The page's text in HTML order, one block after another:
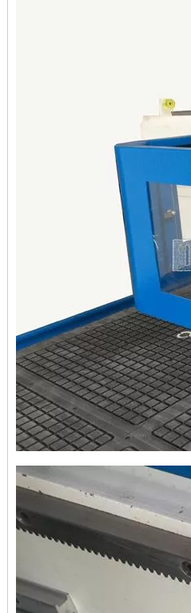
Max. Power Consumption
Max. Rapid Travel Rate
Max. Working Speed
Spindle Power
Spindle Speed
Drive Motors
Working Voltage
Language command